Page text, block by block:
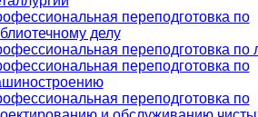
переподготовка по
делу
переподготовка по
переподготовка по
переподготовка по